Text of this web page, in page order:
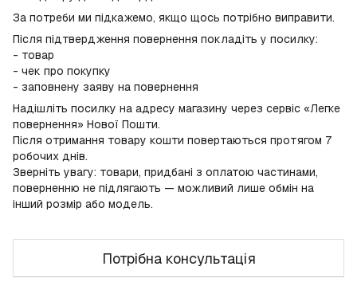
За потреби ми підкажемо, якщо щось потрібно виправити.
Після підтвердження повернення покладіть у посилку:
- товар
- чек про покупку
- заповнену заяву на повернення
Надішліть посилку на адресу магазину через сервіс «Легке
повернення» Нової Пошти.
Після отримання товару кошти повертаються протягом 7
робочих днів.
Зверніть увагу: товари, придбані з оплатою частинами,
поверненню не підлягають — можливий лише обмін на
інший розмір або модель.
Потрібна консультація